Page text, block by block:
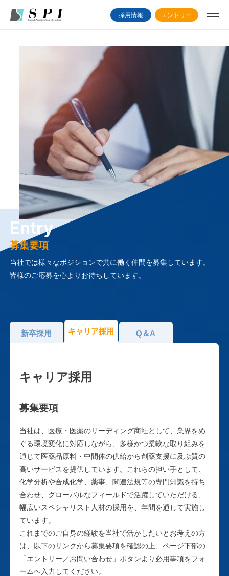
採用情報 エントリー
Entry
募集要項
当社では様々なポジションで共に働く仲間を募集しています。
皆様のご応募を心よりお待ちしています。
新卒採用 キャリア採用 Q＆A
キャリア採用
募集要項
当社は、医療・医薬のリーディング商社として、業界をめ
ぐる環境変化に対応しながら、多様かつ柔軟な取り組みを
通じて医薬品原料・中間体の供給から創薬支援に及ぶ質の
高いサービスを提供しています。これらの担い手として、
化学分析や合成化学、薬事、関連法規等の専門知識を持ち
合わせ、グローバルなフィールドで活躍していただける、
幅広いスペシャリスト人材の採用を、年間を通して実施し
ています。
これまでのご自身の経験を当社で活かしたいとお考えの方
は、以下のリンクから募集要項を確認の上、ページ下部の
「エントリー／お問い合わせ」ボタンより必用事項をフォ
ームへ入力してください。